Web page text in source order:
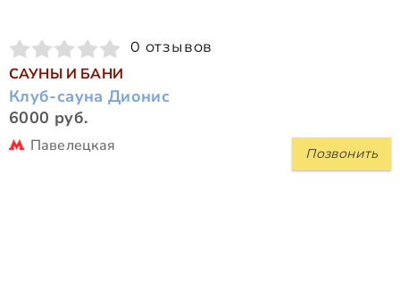
0 отзывов
САУНЫ И БАНИ
Клуб-сауна Дионис
6000 руб.
Позвонить
Павелецкая